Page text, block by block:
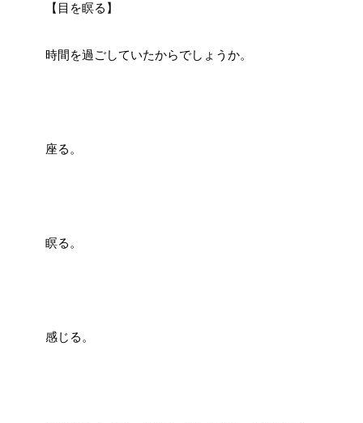
【目を瞑る】
時間を過ごしていたからでしょうか。
座る。
瞑る。
感じる。